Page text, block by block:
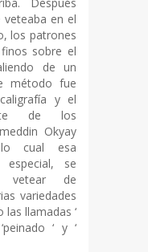
veteaba en el
los patrones
sobre el
de un
método fue
y el
de los
Okyay
lo cual esa
se
vetear de
variedades
llamadas ‘
‘ y ‘